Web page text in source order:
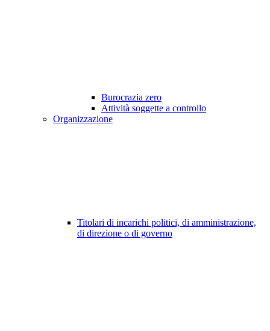
Burocrazia zero
Attività soggette a controllo
Organizzazione
Titolari di incarichi politici, di amministrazione,
di direzione o di governo